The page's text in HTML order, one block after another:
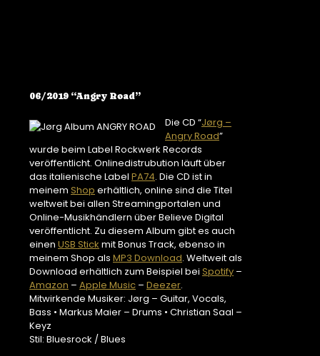
06/2019 “Angry Road”
Die CD “Jørg –
Angry Road”
wurde beim Label Rockwerk Records
veröffentlicht. Onlinedistrubution läuft über
das italienische Label PA74. Die CD ist in
meinem Shop erhältlich, online sind die Titel
weltweit bei allen Streamingportalen und
Online-Musikhändlern über Believe Digital
veröffentlicht. Zu diesem Album gibt es auch
einen USB Stick mit Bonus Track, ebenso in
meinem Shop als MP3 Download. Weltweit als
Download erhältlich zum Beispiel bei Spotify –
Amazon – Apple Music – Deezer.
Mitwirkende Musiker: Jørg – Guitar, Vocals,
Bass • Markus Maier – Drums • Christian Saal –
Keyz
Stil: Bluesrock / Blues